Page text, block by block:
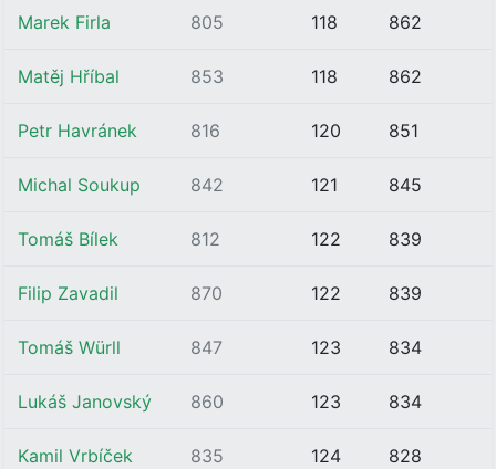
Marek Firla 805 118 862
Matěj Hříbal 853 118 862
Petr Havránek 816 120 851
Michal Soukup 842 121 845
Tomáš Bílek 812 122 839
Filip Zavadil 870 122 839
Tomáš Würll 847 123 834
Lukáš Janovský 860 123 834
Kamil Vrbíček 835 124 828